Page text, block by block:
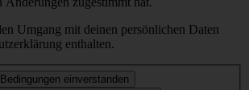
Umgang mit deinen persönlichen Daten
enthalten.